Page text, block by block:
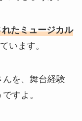
たミュージカル
います。
んを、舞台経験
すよ。